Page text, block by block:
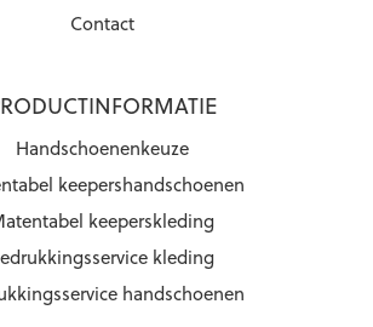
Contact
Handschoenenkeuze
keepershandschoenen
keeperskleding
kleding
handschoenen